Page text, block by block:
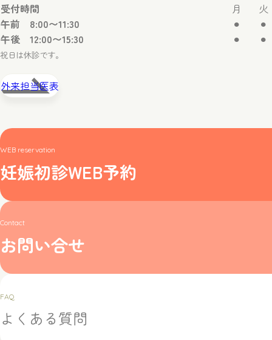
受付時間 月
火
午前 8:00〜11:30
⚫︎
⚫︎
午後 12:00〜15:30
⚫︎ ⚫︎
祝日は休診です。
外来担当医表
WEB reservation
妊娠初診WEB予約
Contact
お問い合せ
FAQ
よくある質問